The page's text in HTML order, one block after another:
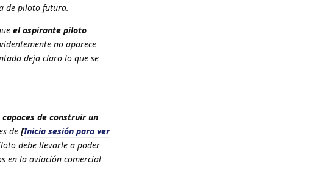
de piloto futura.
el aspirante piloto
no aparece
deja claro lo que se
de construir un
de [Inicia sesión para ver
debe llevarle a poder
en la aviación comercial